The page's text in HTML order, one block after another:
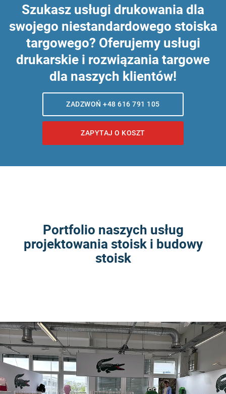
Szukasz usługi drukowania dla
swojego niestandardowego stoiska
targowego? Oferujemy usługi
drukarskie i rozwiązania targowe
dla naszych klientów!
ZADZWOŃ +48 616 791 105
ZAPYTAJ O KOSZT
Portfolio naszych usług
projektowania stoisk i budowy
stoisk